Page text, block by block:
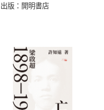
出版：開明書店